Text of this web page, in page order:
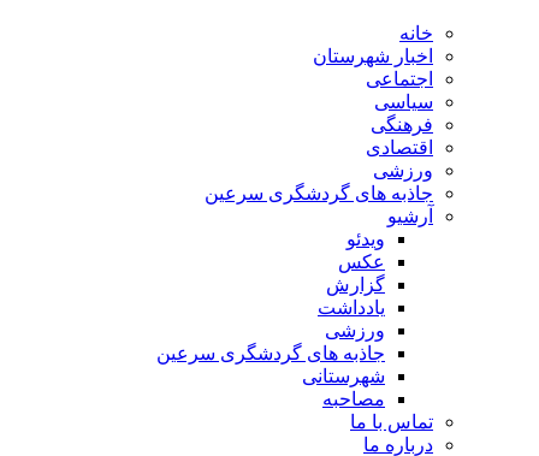
خانه
اخبار شهرستان
اجتماعی
سیاسی
فرهنگی
اقتصادی
ورزشی
جاذبه های گردشگری سرعین
آرشیو
ویدئو
عکس
گزارش
یادداشت
ورزشی
جاذبه های گردشگری سرعین
شهرستانی
مصاحبه
تماس با ما
درباره ما